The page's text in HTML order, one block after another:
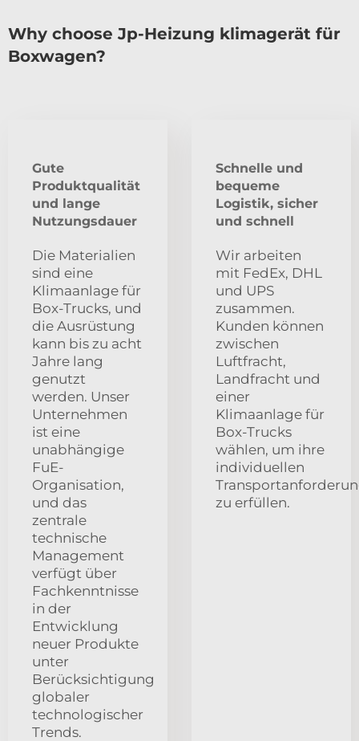
Why choose Jp-Heizung klimagerät für
Boxwagen?
Gute
Produktqualität
und lange
Nutzungsdauer
Die Materialien
sind eine
Klimaanlage für
Box-Trucks, und
die Ausrüstung
kann bis zu acht
Jahre lang
genutzt
werden. Unser
Unternehmen
ist eine
unabhängige
FuE-
Organisation,
und das
zentrale
technische
Management
verfügt über
Fachkenntnisse
in der
Entwicklung
neuer Produkte
unter
Berücksichtigung
globaler
technologischer
Trends.
Schnelle und
bequeme
Logistik, sicher
und schnell
Wir arbeiten
mit FedEx, DHL
und UPS
zusammen.
Kunden können
zwischen
Luftfracht,
Landfracht und
einer
Klimaanlage für
Box-Trucks
wählen, um ihre
individuellen
zu erfüllen.